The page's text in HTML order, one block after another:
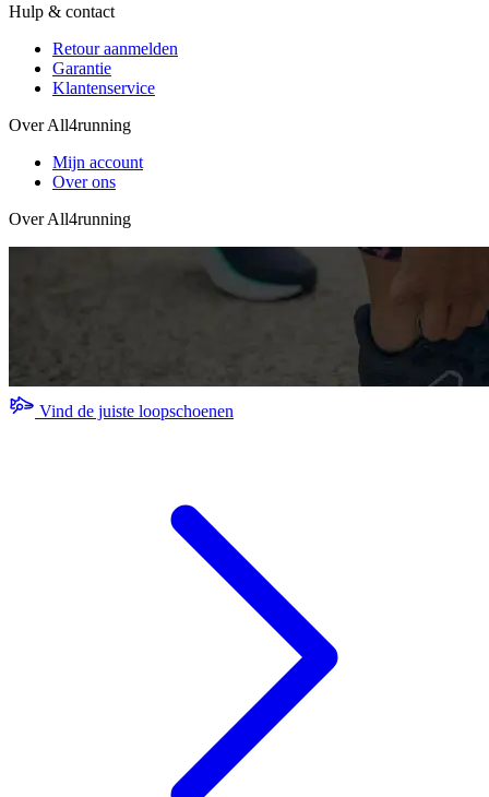
Hulp & contact
Retour aanmelden
Garantie
Klantenservice
Over All4running
Mijn account
Over ons
Over All4running
Vind de juiste loopschoenen